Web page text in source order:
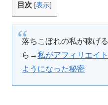
目次 [表示]
落ちこぼれの私が稼げ
ら→私がアフィリエイ
ようになった秘密